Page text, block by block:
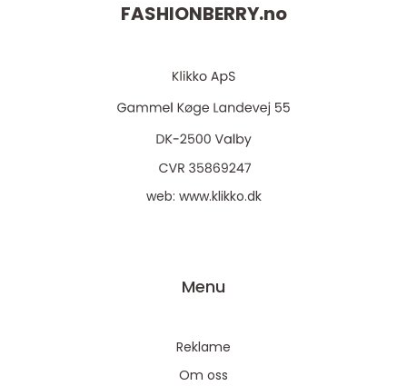
FASHIONBERRY.no
web: www.klikko.dk
Menu
Reklame
Om oss